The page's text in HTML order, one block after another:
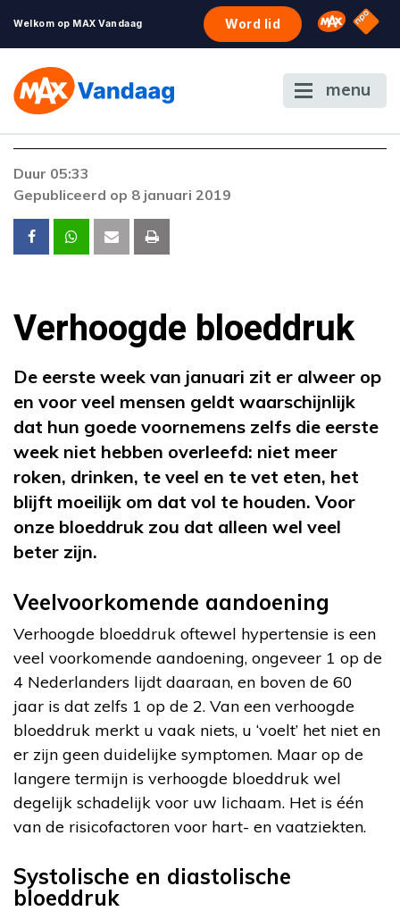
Welkom op MAX Vandaag Word lid Omroep
NPO
menu
De gewenste stream is op dit moment niet
voordoen, neem dan contact op met onze
klantenservice.
Duur 05:33
Gepubliceerd op 8 januari 2019
Verhoogde bloeddruk
De eerste week van januari zit er alweer op
en voor veel mensen geldt waarschijnlijk
dat hun goede voornemens zelfs die eerste
week niet hebben overleefd: niet meer
roken, drinken, te veel en te vet eten, het
blijft moeilijk om dat vol te houden. Voor
onze bloeddruk zou dat alleen wel veel
beter zijn.
Veelvoorkomende aandoening
Verhoogde bloeddruk oftewel hypertensie is een
veel voorkomende aandoening, ongeveer 1 op de
4 Nederlanders lijdt daaraan, en boven de 60
jaar is dat zelfs 1 op de 2. Van een verhoogde
bloeddruk merkt u vaak niets, u ‘voelt’ het niet en
er zijn geen duidelijke symptomen. Maar op de
langere termijn is verhoogde bloeddruk wel
degelijk schadelijk voor uw lichaam. Het is één
van de risicofactoren voor hart- en vaatziekten.
Systolische en diastolische
bloeddruk